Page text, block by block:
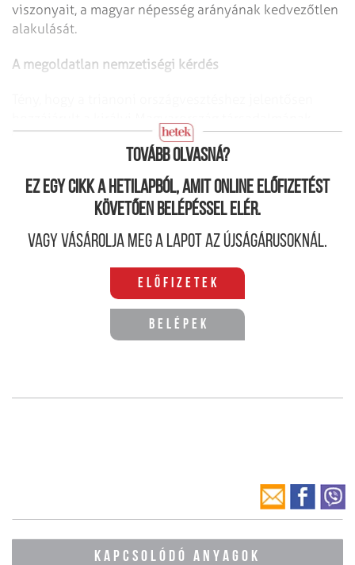
viszonyait, a magyar népesség arányának kedvezőtlen
alakulását.
A megoldatlan nemzetiségi kérdés
(nemzetiségi) és elitjének (politikai) megosztottsága.
Tovább olvasná?
Ez egy cikk a hetilapból, amit online előfizetést
követően belépéssel elér.
Vagy vásárolja meg a lapot az újságárusoknál.
Előfizetek
Belépek
KAPCSOLÓDÓ ANYAGOK